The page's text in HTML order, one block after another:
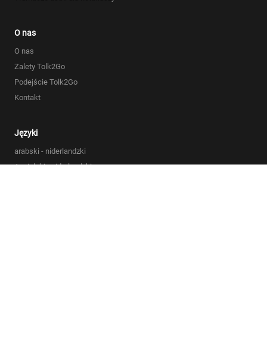
O nas
O nas
Zalety Tolk2Go
Podejście Tolk2Go
Kontakt
Języki
arabski - niderlandzki
Angielski - niderlandzki